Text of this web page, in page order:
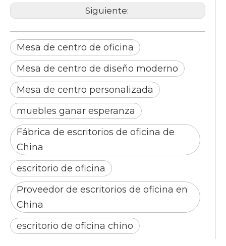
Siguiente:
Mesa de centro de oficina
Mesa de centro de diseño moderno
Mesa de centro personalizada
muebles ganar esperanza
Fábrica de escritorios de oficina de
China
escritorio de oficina
Proveedor de escritorios de oficina en
China
escritorio de oficina chino